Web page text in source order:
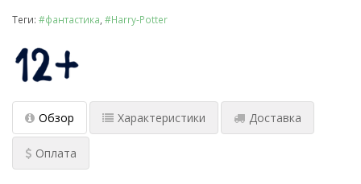
Теги: #фантастика #Harry-Potter
Обзор Характеристики Доставка
Оплата